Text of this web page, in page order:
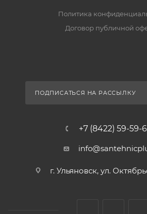
Политика
Договор публичной
ПОДПИСАТЬСЯ НА РАССЫЛКУ
+7 (8422) 59-59-
г. Ульяновск, ул.